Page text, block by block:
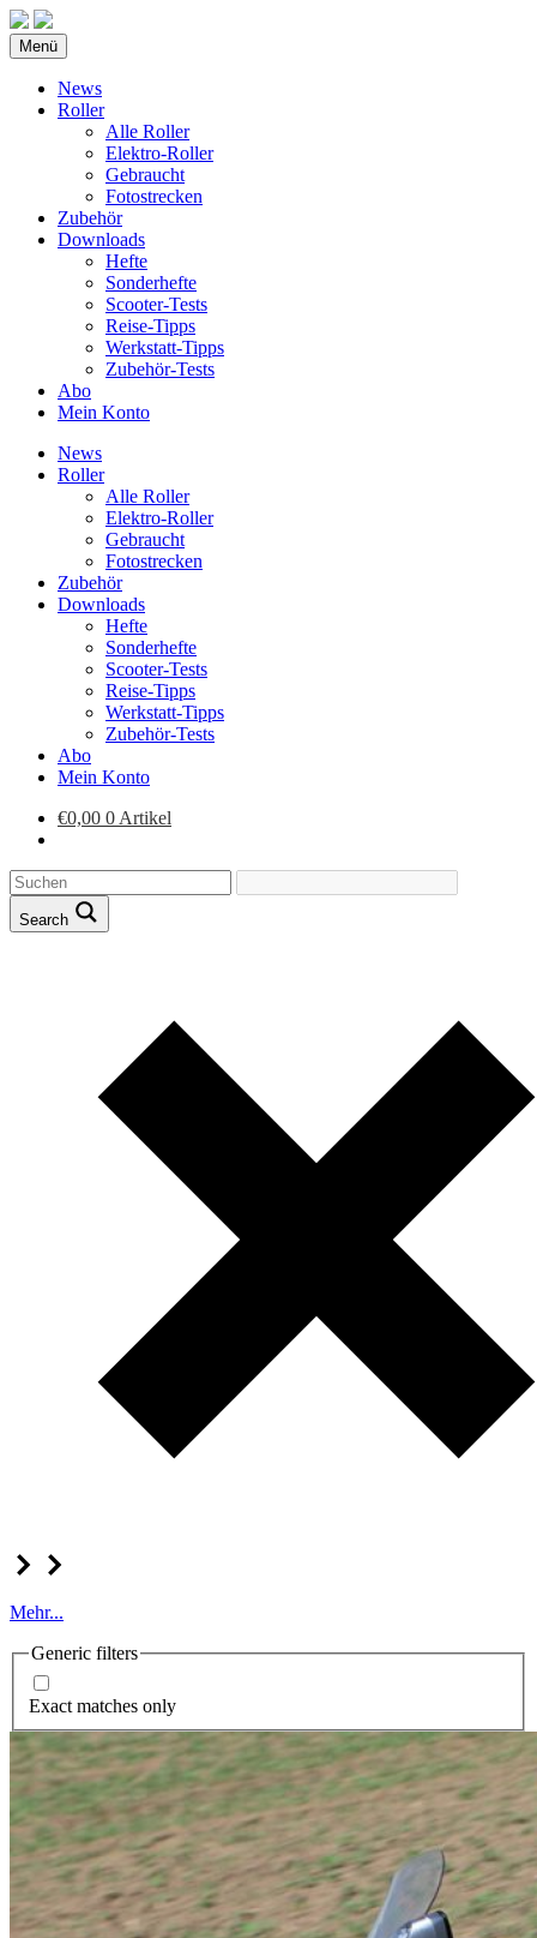
Menü
News
Roller
Alle Roller
Elektro-Roller
Gebraucht
Fotostrecken
Zubehör
Downloads
Hefte
Sonderhefte
Scooter-Tests
Reise-Tipps
Werkstatt-Tipps
Zubehör-Tests
Abo
Mein Konto
News
Roller
Alle Roller
Elektro-Roller
Gebraucht
Fotostrecken
Zubehör
Downloads
Hefte
Sonderhefte
Scooter-Tests
Reise-Tipps
Werkstatt-Tipps
Zubehör-Tests
Abo
Mein Konto
€0,00 0 Artikel
Search
Mehr...
Generic filters
Exact matches only